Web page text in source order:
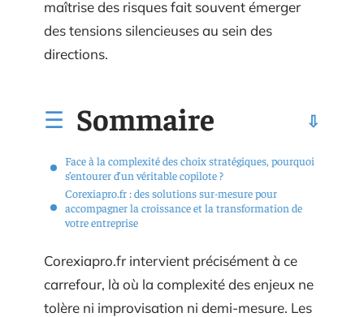
maîtrise des risques fait souvent émerger
des tensions silencieuses au sein des
directions.
Sommaire
Face à la complexité des choix stratégiques, pourquoi
s’entourer d’un véritable copilote ?
Corexiapro.fr : des solutions sur-mesure pour
accompagner la croissance et la transformation de
votre entreprise
Corexiapro.fr intervient précisément à ce
carrefour, là où la complexité des enjeux ne
tolère ni improvisation ni demi-mesure. Les